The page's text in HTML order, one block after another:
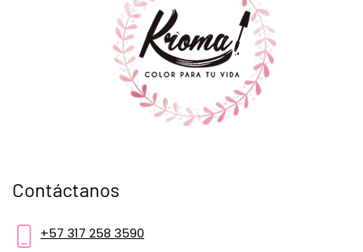
Contáctanos
+57 317 258 3590